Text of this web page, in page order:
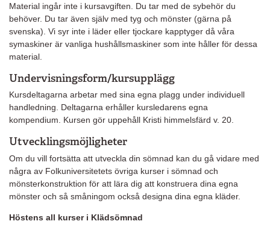
Material ingår inte i kursavgiften. Du tar med de sybehör du
behöver. Du tar även själv med tyg och mönster (gärna på
svenska). Vi syr inte i läder eller tjockare kapptyger då våra
symaskiner är vanliga hushållsmaskiner som inte håller för dessa
material.
Undervisningsform/kursupplägg
Kursdeltagarna arbetar med sina egna plagg under individuell
handledning. Deltagarna erhåller kursledarens egna
kompendium. Kursen gör uppehåll Kristi himmelsfärd v. 20.
Utvecklingsmöjligheter
Om du vill fortsätta att utveckla din sömnad kan du gå vidare med
några av Folkuniversitetets övriga kurser i sömnad och
mönsterkonstruktion för att lära dig att konstruera dina egna
mönster och så småningom också designa dina egna kläder.
Höstens all kurser i Klädsömnad